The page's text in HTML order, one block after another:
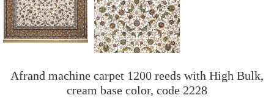
Afrand machine carpet 1200 reeds with High Bulk,
cream base color, code 2228